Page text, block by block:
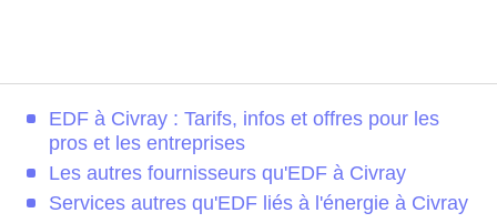
EDF à Civray : Tarifs, infos et offres pour les
pros et les entreprises
Les autres fournisseurs qu'EDF à Civray
Services autres qu'EDF liés à l'énergie à Civray